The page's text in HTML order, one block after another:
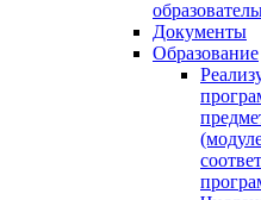
Документы
Образование